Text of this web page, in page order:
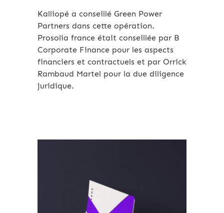
Kalliopé a conseillé Green Power
Partners dans cette opération.
Prosolia france était conseillée par B
Corporate Finance pour les aspects
financiers et contractuels et par Orrick
Rambaud Martel pour la due diligence
juridique.